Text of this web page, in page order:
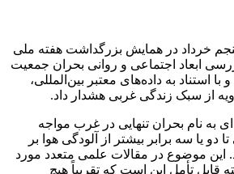
خرداد در همایش بزرگداشت هفته ملی
ابعاد اجتماعی و روانی بحران جمعیت
استناد به داده‌های معتبر بین‌المللی،
از سبک زندگی غربی هشدار داد.
به نام بحران تنهایی در غرب مواجه
دو یا سه برابر بیشتر از آلودگی هوا بر
موضوع در مقالات علمی متعدد مورد
قابل تأمل این است که تقریباً هیچ